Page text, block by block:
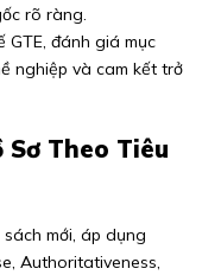
rõ ràng.
GTE, đánh giá mục
nghiệp và cam kết trở
Sơ Theo Tiêu
mới, áp dụng
Authoritativeness,